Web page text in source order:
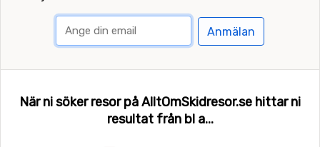
Anmälan
När ni söker resor på AlltOmSkidresor.se hittar ni
resultat från bl a...